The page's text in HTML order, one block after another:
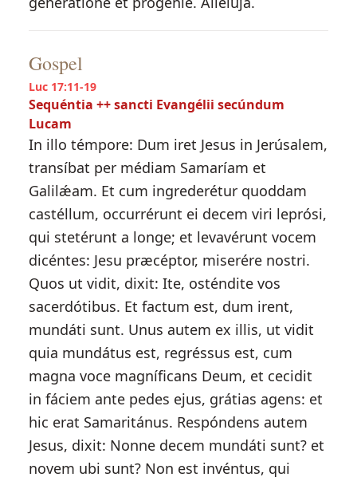
Gospel
Luc 17:11-19
Sequéntia ++ sancti Evangélii secúndum
Lucam
In illo témpore: Dum iret Jesus in Jerúsalem,
transíbat per médiam Samaríam et
Galilǽam. Et cum ingrederétur quoddam
castéllum, occurrérunt ei decem viri leprósi,
qui stetérunt a longe; et levavérunt vocem
dicéntes: Jesu præcéptor, miserére nostri.
Quos ut vidit, dixit: Ite, osténdite vos
sacerdótibus. Et factum est, dum irent,
mundáti sunt. Unus autem ex illis, ut vidit
quia mundátus est, regréssus est, cum
magna voce magníficans Deum, et cecidit
in fáciem ante pedes ejus, grátias agens: et
hic erat Samaritánus. Respóndens autem
Jesus, dixit: Nonne decem mundáti sunt? et
novem ubi sunt? Non est invéntus, qui